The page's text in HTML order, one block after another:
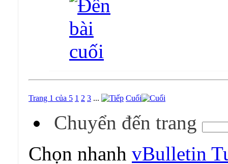
Trang 1 của 5 1 2 3 ... Cuối
Chuyển đến trang
Chọn nhanh vBulletin